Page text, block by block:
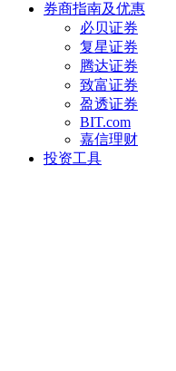
券商指南及优惠
必贝证券
复星证券
腾达证券
致富证券
盈透证券
BIT.com
嘉信理财
投资工具